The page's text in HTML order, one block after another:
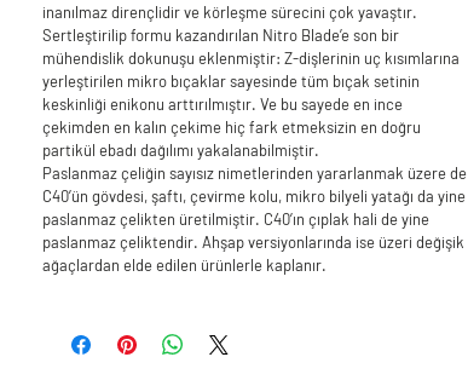
inanılmaz dirençlidir ve körleşme sürecini çok yavaştır.
Sertleştirilip formu kazandırılan Nitro Blade’e son bir
mühendislik dokunuşu eklenmiştir: Z-dişlerinin uç kısımlarına
yerleştirilen mikro bıçaklar sayesinde tüm bıçak setinin
keskinliği enikonu arttırılmıştır. Ve bu sayede en ince
çekimden en kalın çekime hiç fark etmeksizin en doğru
partikül ebadı dağılımı yakalanabilmiştir.
Paslanmaz çeliğin sayısız nimetlerinden yararlanmak üzere de
C40’ün gövdesi, şaftı, çevirme kolu, mikro bilyeli yatağı da yine
paslanmaz çelikten üretilmiştir. C40’ın çıplak hali de yine
paslanmaz çeliktendir. Ahşap versiyonlarında ise üzeri değişik
ağaçlardan elde edilen ürünlerle kaplanır.